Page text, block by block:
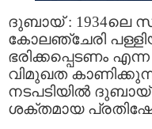
ദുബായ്‌ : 1934ലെ
കോലഞ്ചേരി
ഭരിക്കപ്പെടണം
വിമുഖത
നടപടിയില്‍
ശക്തമായ